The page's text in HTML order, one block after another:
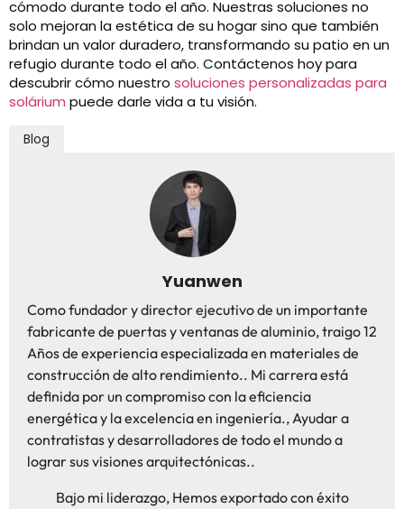
cómodo durante todo el año. Nuestras soluciones no
solo mejoran la estética de su hogar sino que también
brindan un valor duradero, transformando su patio en un
refugio durante todo el año. Contáctenos hoy para
descubrir cómo nuestro soluciones personalizadas para
solárium puede darle vida a tu visión.
Blog
Yuanwen
Como fundador y director ejecutivo de un importante
fabricante de puertas y ventanas de aluminio, traigo 12
Años de experiencia especializada en materiales de
construcción de alto rendimiento.. Mi carrera está
definida por un compromiso con la eficiencia
energética y la excelencia en ingeniería., Ayudar a
contratistas y desarrolladores de todo el mundo a
lograr sus visiones arquitectónicas..
Bajo mi liderazgo, Hemos exportado con éxito